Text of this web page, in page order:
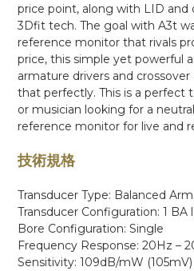
price point, along with LID and
3Dfit tech. The goal with A3t
reference monitor that rivals
price, this simple yet powerful
armature drivers and
that perfectly. This is a perfect
or musician looking for a
reference monitor for live and
技術規格
Transducer Type: Balanced
Transducer Configuration: 1 BA
Bore Configuration: Single
Frequency Response: 20Hz –
Sensitivity: 109dB/mW (105mV)